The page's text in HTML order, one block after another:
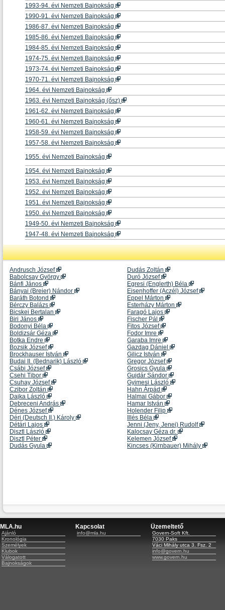
1993-94. évi Nemzeti Bajnokság
1990-91. évi Nemzeti Bajnokság
1986-87. évi Nemzeti Bajnokság
1985-86. évi Nemzeti Bajnokság
1984-85. évi Nemzeti Bajnokság
1974-75. évi Nemzeti Bajnokság
1973-74. évi Nemzeti Bajnokság
1970-71. évi Nemzeti Bajnokság
1964. évi Nemzeti Bajnokság
1963. évi Nemzeti Bajnokság (ősz)
1961-62. évi Nemzeti Bajnokság
1960-61. évi Nemzeti Bajnokság
1958-59. évi Nemzeti Bajnokság
1957-58. évi Nemzeti Bajnokság
1955. évi Nemzeti Bajnokság
1954. évi Nemzeti Bajnokság
1953. évi Nemzeti Bajnokság
1952. évi Nemzeti Bajnokság
1951. évi Nemzeti Bajnokság
1950. évi Nemzeti Bajnokság
1949-50. évi Nemzeti Bajnokság
1947-48. évi Nemzeti Bajnokság
Andrusch József
Babolcsay György
Bánfi János
Bányai (Breier) Nándor
Baráth Botond
Bérczy Balázs
Bicskei Bertalan
Biri János
Bodonyi Béla
Boldizsár Géza
Botka Endre
Bozsik József
Brockhauser István
Budai II. (Bednarik) László
Csábi József
Csehi Tibor
Csuhay József
Czibor Zoltán
Dajka László
Debreceni András
Dénes József
Déri (Deutsch II.) Károly
Détári Lajos
Disztl László
Disztl Péter
Dudás Gyula
Dudás Zoltán
Duró József
Egresi (Englerth) Béla
Eisenhoffer (Aczél) József
Eppel Márton
Esterházy Márton
Faragó Lajos
Fischer Pál
Fitos József
Fodor Imre
Garaba Imre
Gazdag Dániel
Gilicz István
Gregor József
Grosics Gyula
Gujdár Sándor
Gyimesi László
Hahn Árpád
Halmai Gábor
Hamar István
Holender Filip
Illés Béla
Jenni (Jeny, Jenei) Rudolf
Kalocsay Géza dr.
Kelemen József
Kincses (Kirnbauer) Mihály
MLA.hu
Ajánló
Kronológia
Személyek
Klubok
Válogatott
Bajnokságok
Kapcsolat
info@mla.hu
Üzemeltető
Govern-Soft Kft.
7030 Paks
Váci Mihály utca 3. Fsz. 2
info@govern.hu
www.govern.hu